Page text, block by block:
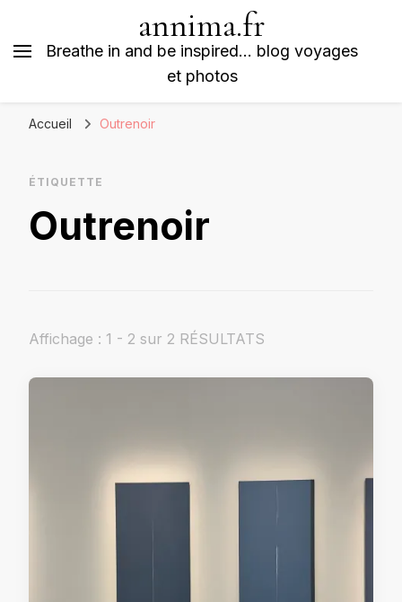
annima.fr
Breathe in and be inspired… blog voyages
et photos
Accueil Outrenoir
ÉTIQUETTE
Outrenoir
Affichage : 1 - 2 sur 2 RÉSULTATS